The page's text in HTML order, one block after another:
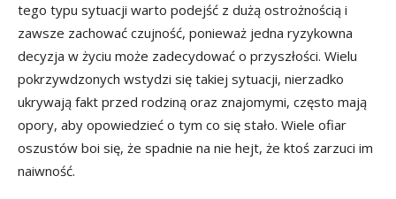
tego typu sytuacji warto podejść z dużą ostrożnością i
zawsze zachować czujność, ponieważ jedna ryzykowna
decyzja w życiu może zadecydować o przyszłości. Wielu
pokrzywdzonych wstydzi się takiej sytuacji, nierzadko
ukrywają fakt przed rodziną oraz znajomymi, często mają
opory, aby opowiedzieć o tym co się stało. Wiele ofiar
oszustów boi się, że spadnie na nie hejt, że ktoś zarzuci im
naiwność.